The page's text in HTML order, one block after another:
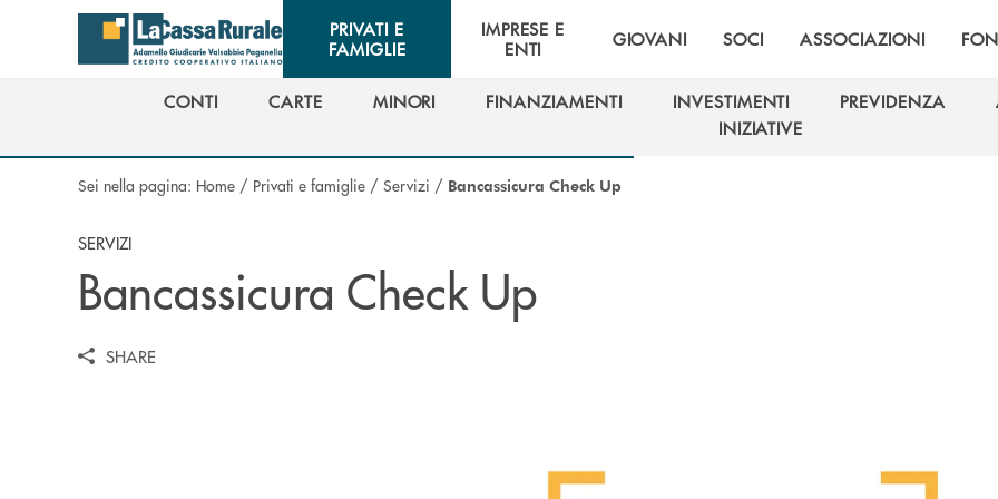
Salta al contenuto principale
PRIVATI E
FAMIGLIE
IMPRESE E
ENTI
GIOVANI SOCI ASSOCIAZIONI
CONTI
CARTE
MINORI
FINANZIAMENTI
INVESTIMENTI
INVESTIMENTI
PREVIDENZA
INIZIATIVE
Sei nella pagina: Home / Privati e famiglie / Servizi / Bancassicura Check Up
SERVIZI
Bancassicura Check Up
SHARE